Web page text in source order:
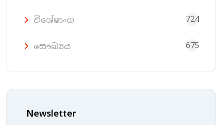
විශේෂාංග 724
සෞඛ්‍යය 675
Newsletter